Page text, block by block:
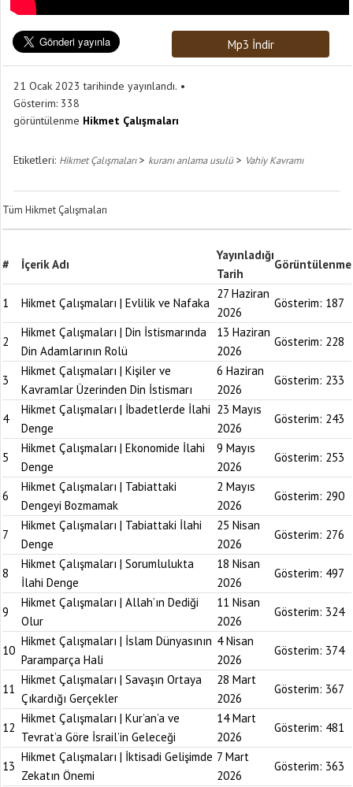
Mp3 İndir
21 Ocak 2023 tarihinde yayınlandı.
Gösterim: 338
görüntülenme Hikmet Çalışmaları
Etiketleri: Hikmet Çalışmaları> kuranı anlama usulü> Vahiy Kavramı
Tüm Hikmet Çalışmaları
# İçerik Adı
Yayınladığı
Tarih
Görüntülenme
1 Hikmet Çalışmaları | Evlilik ve Nafaka
27 Haziran
2026
Gösterim: 187
2
Hikmet Çalışmaları | Din İstismarında
Din Adamlarının Rolü
13 Haziran
2026
Gösterim: 228
3
Hikmet Çalışmaları | Kişiler ve
Kavramlar Üzerinden Din İstismarı
6 Haziran
2026
Gösterim: 233
4
Hikmet Çalışmaları | İbadetlerde İlahi
Denge
23 Mayıs
2026
Gösterim: 243
5
Hikmet Çalışmaları | Ekonomide İlahi
Denge
9 Mayıs
2026
Gösterim: 253
6
Hikmet Çalışmaları | Tabiattaki
Dengeyi Bozmamak
2 Mayıs
2026
Gösterim: 290
7
Hikmet Çalışmaları | Tabiattaki İlahi
Denge
25 Nisan
2026
Gösterim: 276
8
Hikmet Çalışmaları | Sorumlulukta
İlahi Denge
18 Nisan
2026
Gösterim: 497
9
Hikmet Çalışmaları | Allah’ın Dediği
Olur
11 Nisan
2026
Gösterim: 324
10
Hikmet Çalışmaları | İslam Dünyasının
Paramparça Hali
4 Nisan
2026
Gösterim: 374
11
Hikmet Çalışmaları | Savaşın Ortaya
Çıkardığı Gerçekler
28 Mart
2026
Gösterim: 367
12
Hikmet Çalışmaları | Kur’an’a ve
Tevrat’a Göre İsrail’in Geleceği
14 Mart
2026
Gösterim: 481
13
Hikmet Çalışmaları | İktisadi Gelişimde
Zekatın Önemi
7 Mart
2026
Gösterim: 363